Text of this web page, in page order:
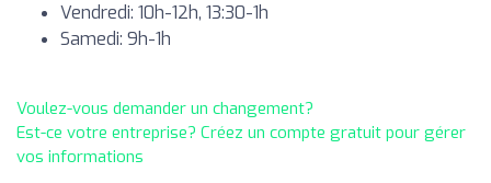
Vendredi: 10h-12h, 13:30-1h
Samedi: 9h-1h
Voulez-vous demander un changement?
Est-ce votre entreprise? Créez un compte gratuit pour gérer
vos informations